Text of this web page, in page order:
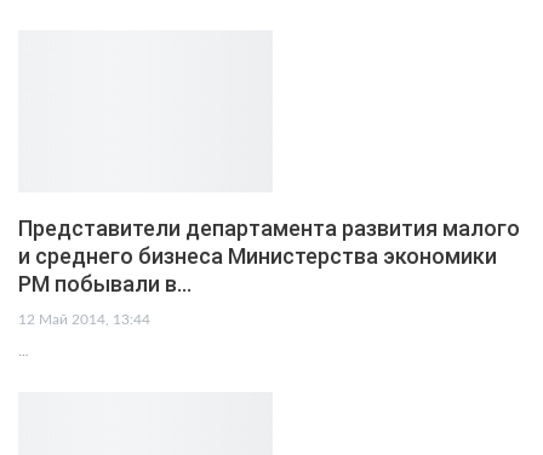
Представители департамента развития малого
и среднего бизнеса Министерства экономики
РМ побывали в…
12 Май 2014, 13:44
…